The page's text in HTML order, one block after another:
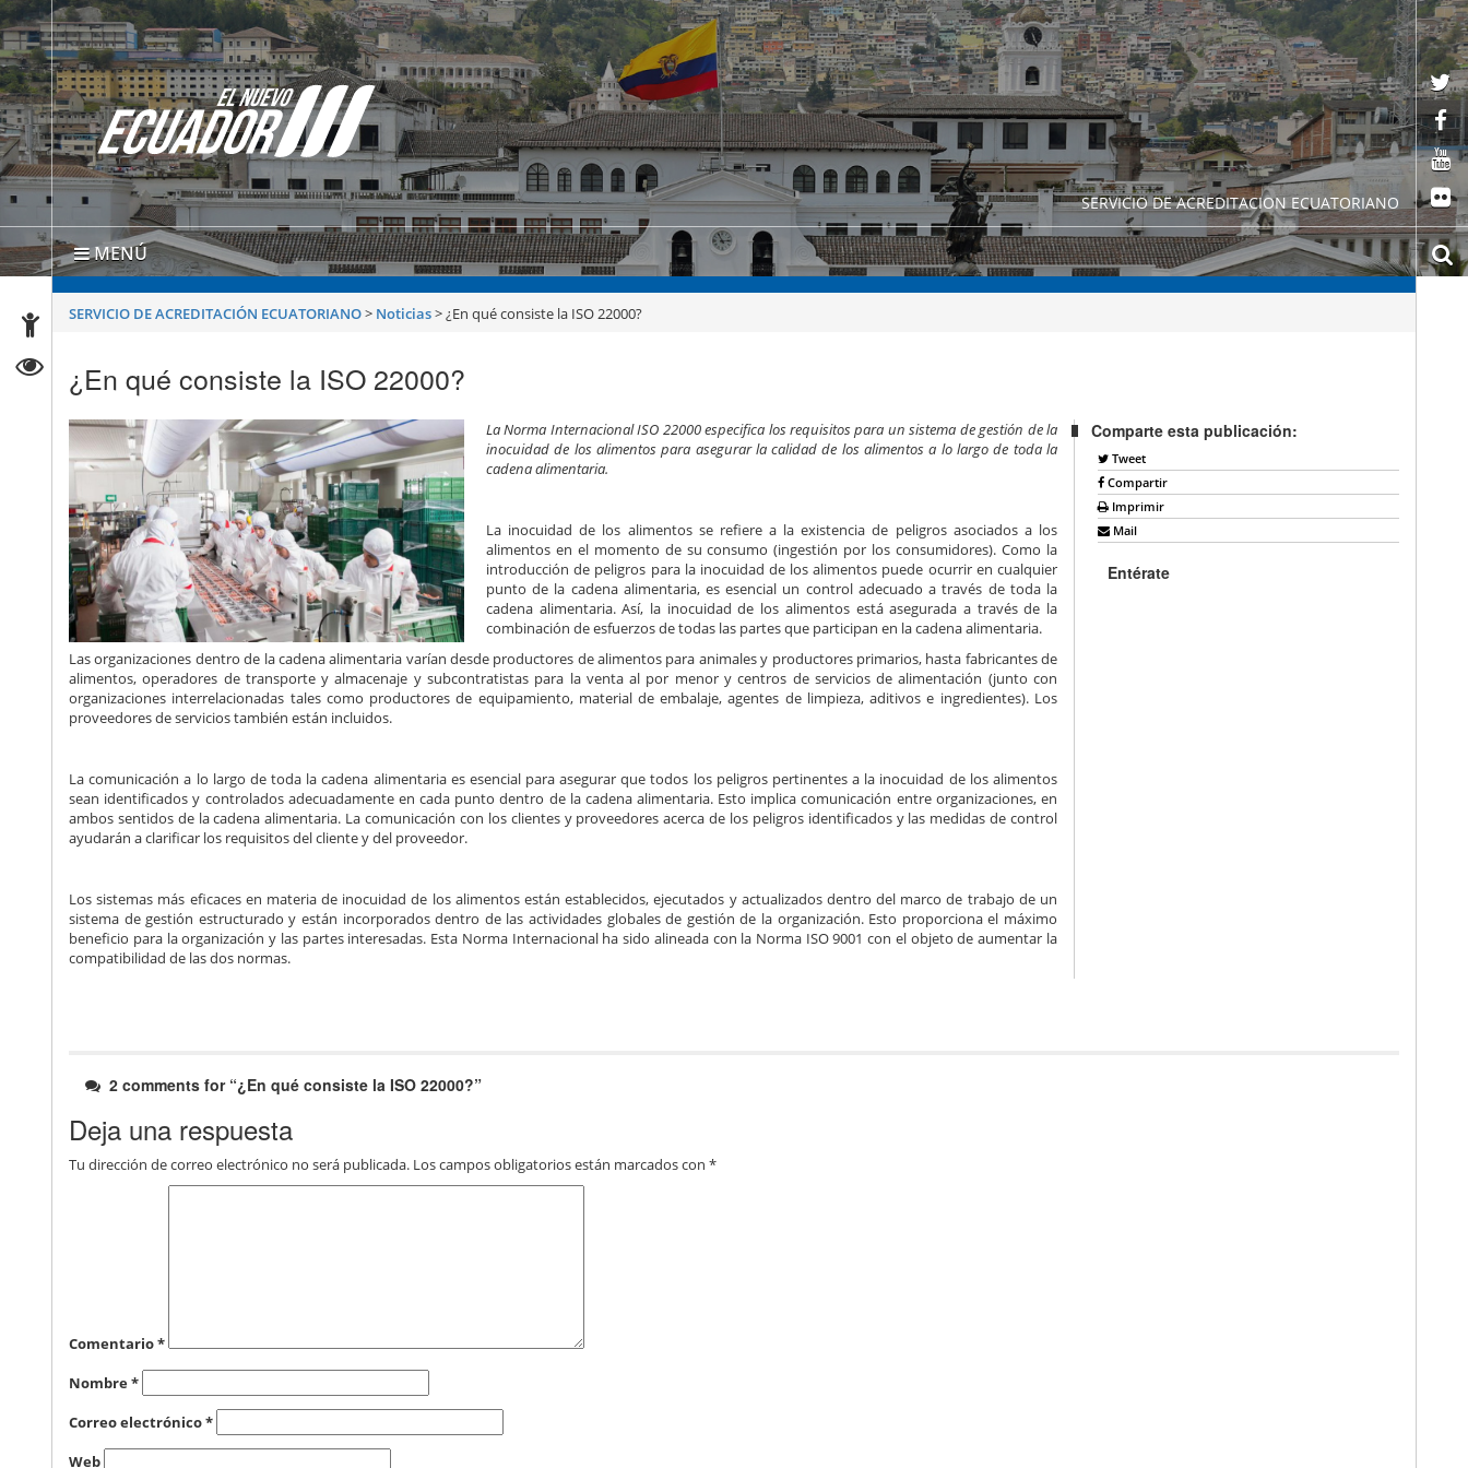
SERVICIO DE ACREDITACION ECUATORIANO
MENÚ
SERVICIO DE ACREDITACIÓN ECUATORIANO> Noticias>¿En qué consiste la ISO 22000?
¿En qué consiste la ISO 22000?
La Norma Internacional ISO 22000 especifica los requisitos para un sistema de gestión de la
inocuidad de los alimentos para asegurar la calidad de los alimentos a lo largo de toda la
cadena alimentaria.
La inocuidad de los alimentos se refiere a la existencia de peligros asociados a los
alimentos en el momento de su consumo (ingestión por los consumidores). Como la
introducción de peligros para la inocuidad de los alimentos puede ocurrir en cualquier
punto de la cadena alimentaria, es esencial un control adecuado a través de toda la
cadena alimentaria. Así, la inocuidad de los alimentos está asegurada a través de la
combinación de esfuerzos de todas las partes que participan en la cadena alimentaria.
Las organizaciones dentro de la cadena alimentaria varían desde productores de alimentos para animales y productores primarios, hasta fabricantes de
alimentos, operadores de transporte y almacenaje y subcontratistas para la venta al por menor y centros de servicios de alimentación (junto con
organizaciones interrelacionadas tales como productores de equipamiento, material de embalaje, agentes de limpieza, aditivos e ingredientes). Los
proveedores de servicios también están incluidos.
La comunicación a lo largo de toda la cadena alimentaria es esencial para asegurar que todos los peligros pertinentes a la inocuidad de los alimentos
sean identificados y controlados adecuadamente en cada punto dentro de la cadena alimentaria. Esto implica comunicación entre organizaciones, en
ambos sentidos de la cadena alimentaria. La comunicación con los clientes y proveedores acerca de los peligros identificados y las medidas de control
ayudarán a clarificar los requisitos del cliente y del proveedor.
Los sistemas más eficaces en materia de inocuidad de los alimentos están establecidos, ejecutados y actualizados dentro del marco de trabajo de un
sistema de gestión estructurado y están incorporados dentro de las actividades globales de gestión de la organización. Esto proporciona el máximo
beneficio para la organización y las partes interesadas. Esta Norma Internacional ha sido alineada con la Norma ISO 9001 con el objeto de aumentar la
compatibilidad de las dos normas.
Comparte esta publicación:
Tweet
Compartir
Imprimir
Mail
Entérate
2 comments for “¿En qué consiste la ISO 22000?”
Deja una respuesta
Tu dirección de correo electrónico no será publicada. Los campos obligatorios están marcados con*
Comentario*
Nombre*
Correo electrónico*
Web